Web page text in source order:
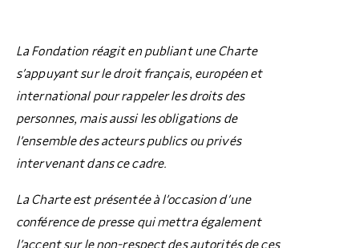
La Fondation réagit en publiant une Charte
s’appuyant sur le droit français, européen et
international pour rappeler les droits des
personnes, mais aussi les obligations de
l’ensemble des acteurs publics ou privés
intervenant dans ce cadre.
La Charte est présentée à l’occasion d’une
conférence de presse qui mettra également
l’accent sur le non-respect des autorités de ces